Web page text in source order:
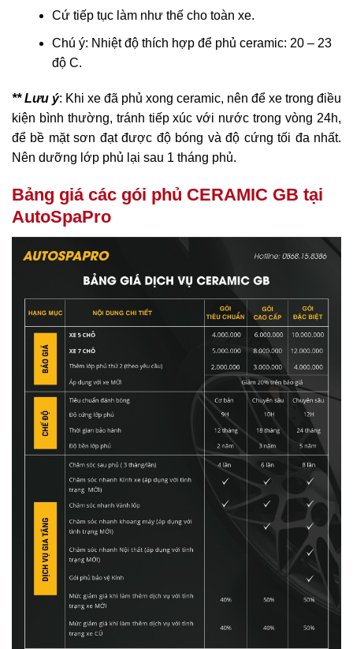
Cứ tiếp tục làm như thế cho toàn xe.
Chú ý: Nhiệt độ thích hợp để phủ ceramic: 20 – 23
độ C.
** Lưu ý: Khi xe đã phủ xong ceramic, nên để xe trong điều
kiện bình thường, tránh tiếp xúc với nước trong vòng 24h,
để bề mặt sơn đạt được độ bóng và độ cứng tối đa nhất.
Nên dưỡng lớp phủ lại sau 1 tháng phủ.
Bảng giá các gói phủ CERAMIC GB tại
AutoSpaPro